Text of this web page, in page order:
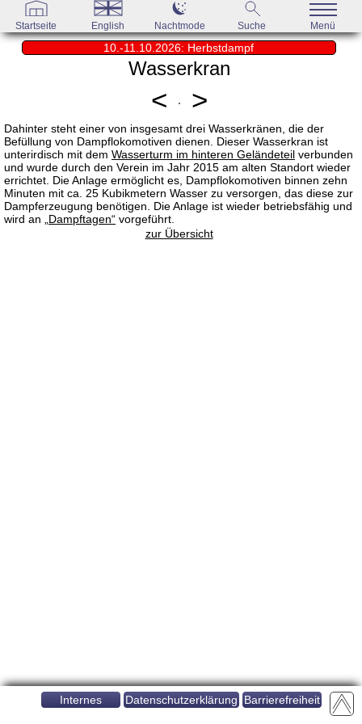
Startseite English Nachtmode Suche Menü
10.-11.10.2026: Herbstdampf
Wasserkran
< >
Dahinter steht einer von insgesamt drei Wasserkränen, die der
Befüllung von Dampflokomotiven dienen. Dieser Wasserkran ist
unterirdisch mit dem Wasserturm im hinteren Geländeteil verbunden
und wurde durch den Verein im Jahr 2015 am alten Standort wieder
errichtet. Die Anlage ermöglicht es, Dampflokomotiven binnen zehn
Minuten mit ca. 25 Kubikmetern Wasser zu versorgen, das diese zur
Dampferzeugung benötigen. Die Anlage ist wieder betriebsfähig und
wird an
„Dampftagen“ vorgeführt.
zur Übersicht
Internes Datenschutzerklärung Barrierefreiheit